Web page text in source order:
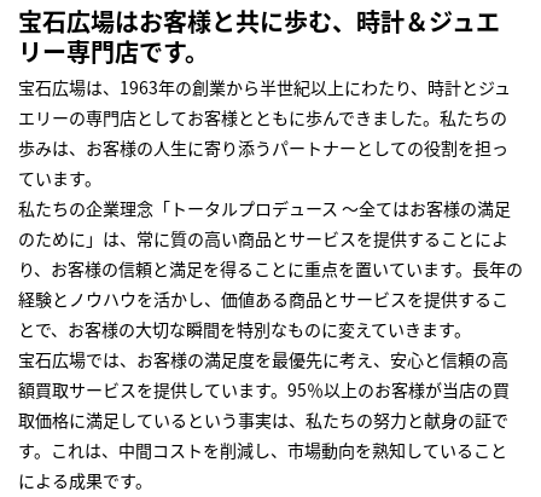
宝石広場はお客様と共に歩む、時計＆ジュエ
リー専門店です。
宝石広場は、1963年の創業から半世紀以上にわたり、時計とジュ
エリーの専門店としてお客様とともに歩んできました。私たちの
歩みは、お客様の人生に寄り添うパートナーとしての役割を担っ
ています。
私たちの企業理念「トータルプロデュース ～全てはお客様の満足
のために」は、常に質の高い商品とサービスを提供することによ
り、お客様の信頼と満足を得ることに重点を置いています。長年の
経験とノウハウを活かし、価値ある商品とサービスを提供するこ
とで、お客様の大切な瞬間を特別なものに変えていきます。
宝石広場では、お客様の満足度を最優先に考え、安心と信頼の高
額買取サービスを提供しています。95％以上のお客様が当店の買
取価格に満足しているという事実は、私たちの努力と献身の証で
す。これは、中間コストを削減し、市場動向を熟知していること
による成果です。